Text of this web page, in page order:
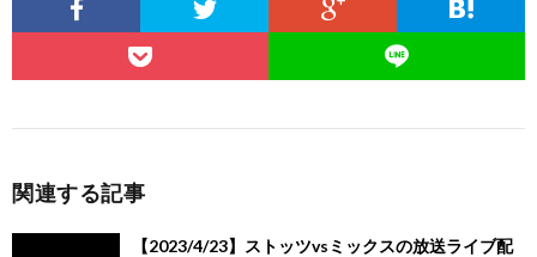
関連する記事
【2023/4/23】ストッツvsミックスの放送ライブ配